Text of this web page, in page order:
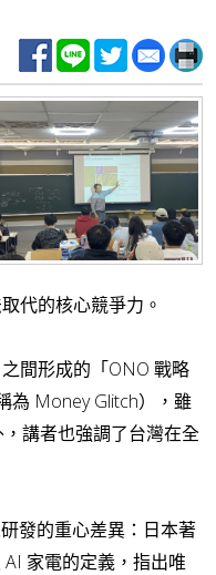
代的核心競爭力。
間形成的「ONO 戰略
為 Money Glitch），雖
講者也強調了台灣在全
發的重心差異：日本著
家電的定義，指出唯